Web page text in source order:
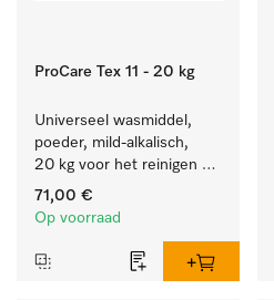
ProCare Tex 11 - 20 kg
Universeel wasmiddel,
poeder, mild-alkalisch,
20 kg voor het reinigen
van wit wasgoed en
kleurechte bonte was.
71,00 €
Op voorraad